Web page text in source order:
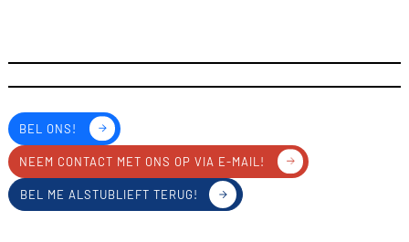
BEL ONS!
NEEM CONTACT MET ONS OP VIA E-MAIL!
BEL ME ALSTUBLIEFT TERUG!